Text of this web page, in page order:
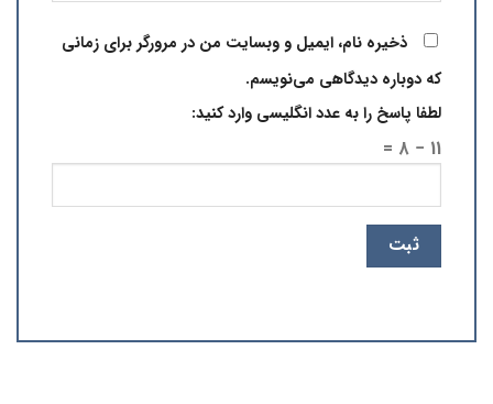
ذخیره نام، ایمیل و وبسایت من در مرورگر برای زمانی
که دوباره دیدگاهی می‌نویسم.
لطفا پاسخ را به عدد انگلیسی وارد کنید:
11 − 8 =